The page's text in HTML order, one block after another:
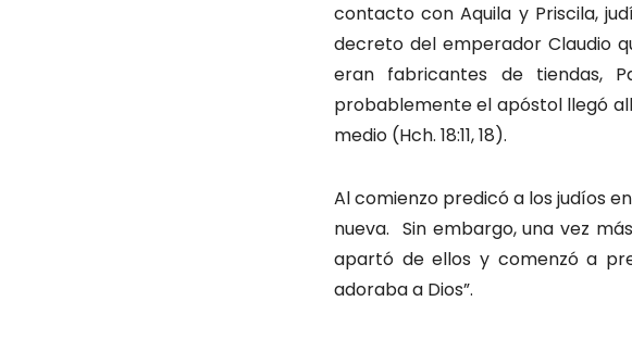
contacto con Aquila y Priscila,
decreto del emperador Claudio
eran fabricantes de tiendas,
probablemente el apóstol llegó
medio (Hch. 18:11, 18).
Al comienzo predicó a los judíos
nueva. Sin embargo, una vez
apartó de ellos y comenzó a
adoraba a Dios”.